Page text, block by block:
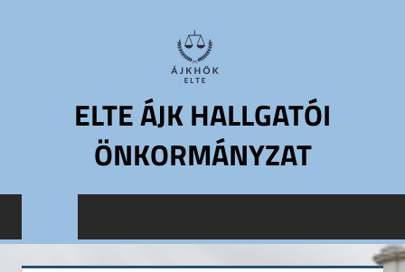
ELTE ÁJK HALLGATÓI
ÖNKORMÁNYZAT
Jogtudományi